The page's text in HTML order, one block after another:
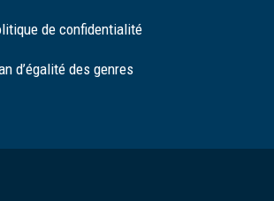
de confidentialité
d’égalité des genres